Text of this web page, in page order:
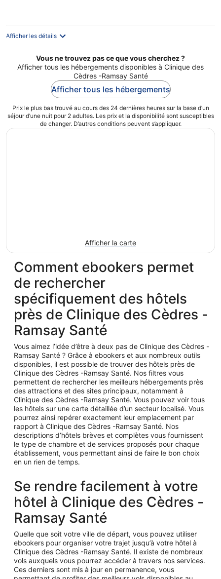
par
Afficher les détails
Vous ne trouvez pas ce que vous cherchez ?
Afficher tous les hébergements disponibles à Clinique des
Cèdres -Ramsay Santé
Afficher tous les hébergements
Prix le plus bas trouvé au cours des 24 dernières heures sur la base d’un
séjour d’une nuit pour 2 adultes. Les prix et la disponibilité sont susceptibles
de changer. D’autres conditions peuvent s’appliquer.
Afficher la carte
Comment ebookers permet
de rechercher
spécifiquement des hôtels
près de Clinique des Cèdres -
Ramsay Santé
Vous aimez l’idée d’être à deux pas de Clinique des Cèdres -
Ramsay Santé ? Grâce à ebookers et aux nombreux outils
disponibles, il est possible de trouver des hôtels près de
Clinique des Cèdres -Ramsay Santé. Nos filtres vous
permettent de rechercher les meilleurs hébergements près
des attractions et des sites principaux, notamment à
Clinique des Cèdres -Ramsay Santé. Vous pouvez voir tous
les hôtels sur une carte détaillée d’un secteur localisé. Vous
pourrez ainsi repérer exactement leur emplacement par
rapport à Clinique des Cèdres -Ramsay Santé. Nos
descriptions d’hôtels brèves et complètes vous fournissent
le type de chambre et de services proposés pour chaque
établissement, vous permettant ainsi de faire le bon choix
en un rien de temps.
Se rendre facilement à votre
hôtel à Clinique des Cèdres -
Ramsay Santé
Quelle que soit votre ville de départ, vous pouvez utiliser
ebookers pour organiser votre trajet jusqu’à votre hôtel à
Clinique des Cèdres -Ramsay Santé. Il existe de nombreux
vols auxquels vous pourrez accéder à travers nos services.
Ces derniers sont mis à jour en permanence, vous